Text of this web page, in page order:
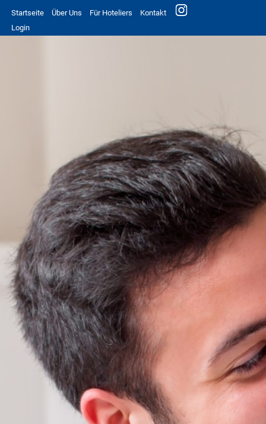
Startseite Über Uns Für Hoteliers
Kontakt
Login